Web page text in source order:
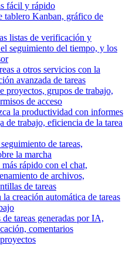
fácil y rápido
tablero Kanban, gráfico de
listas de verificación y
el seguimiento del tiempo, y los
a otros servicios con la
avanzada de tareas
proyectos, grupos de trabajo,
de acceso
la productividad con informes
de trabajo, eficiencia de la tarea
de tareas,
la marcha
más rápido con el chat,
de archivos,
de tareas
creación automática de tareas
tareas generadas por IA,
comentarios